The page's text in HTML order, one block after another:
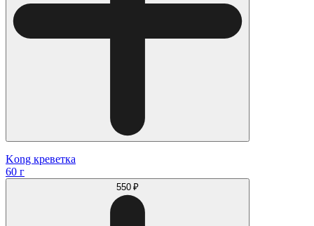
Kong креветка
60 г
550 ₽